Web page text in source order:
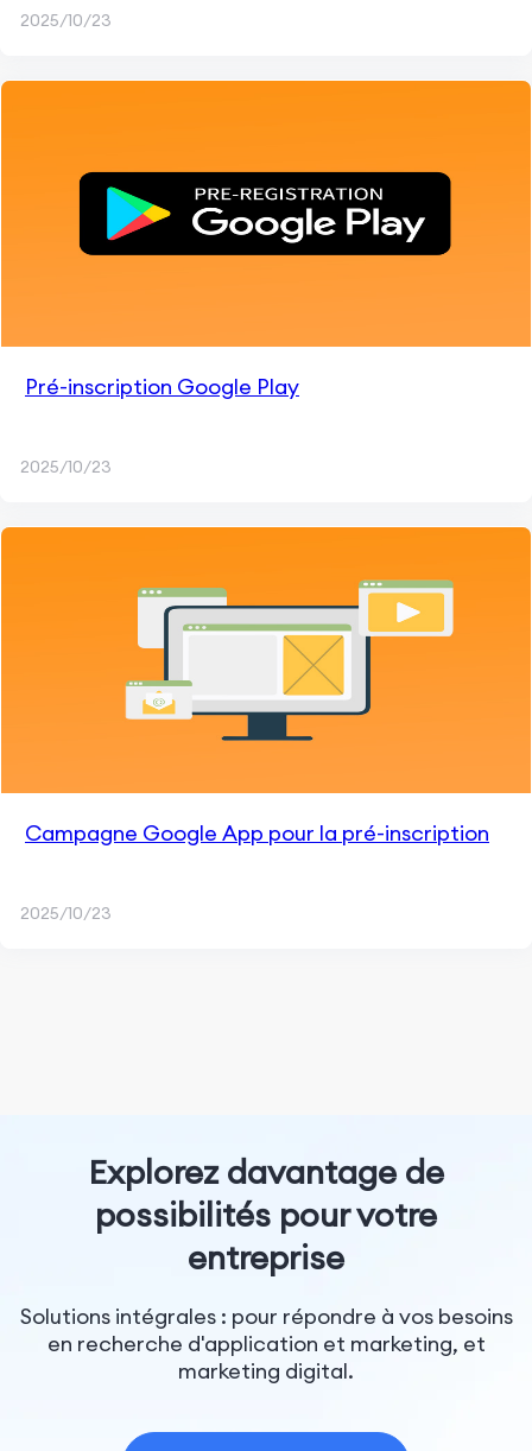
2025/10/23
Pré-inscription Google Play
2025/10/23
Campagne Google App pour la pré-inscription
2025/10/23
Explorez davantage de
possibilités pour votre
entreprise
Solutions intégrales : pour répondre à vos besoins
en recherche d'application et marketing, et
marketing digital.